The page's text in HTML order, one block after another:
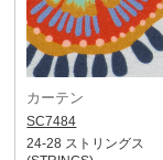
カーテン
SC7484
24-28 ストリングス